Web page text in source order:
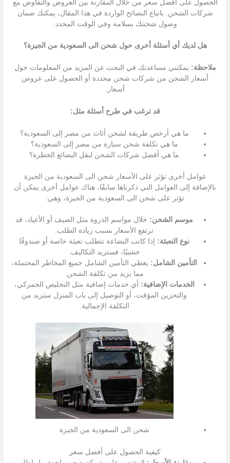
الحصول على أفضل سعر من خلال المقارنة بين العروض والتفاوض مع
شركات الشحن. باتباع النصائح الواردة في هذا المقال، يمكنك ضمان
وصول شحنتك بسلامة وفي الوقت المحدد.
هل لديك أي أسئلة أخرى حول شحن الى السعودية من الجيزة؟
ملاحظة: يمكنني مساعدتك في البحث عن المزيد من المعلومات حول
أسعار الشحن من شركات شحن محددة أو الحصول على عروض
أسعار.
قد ترغب في طرح أسئلة مثل:
ما هي أرخص طريقة لشحن أثاث من مصر إلى السعودية؟
ما هي تكلفة شحن سيارة من مصر إلى السعودية؟
ما هي أفضل شركات الشحن لنقل البضائع الخطرة؟
عوامل أخرى تؤثر على الأسعار شحن الى السعودية من الجيزة
بالإضافة إلى العوامل التي ذكرناها سابقًا، هناك عوامل أخرى يمكن أن
تؤثر على شحن الى السعودية من الجيزة، وهي:
موسم الشحن: خلال مواسم الذروة مثل الصيف أو الأعياد، قد
ترتفع الأسعار بسبب زيادة الطلب.
نوع التعبئة: إذا كانت البضاعة تتطلب تعبئة خاصة أو صندوقًا
خشبيًا، فستزيد التكاليف.
التأمين الشامل: يغطي التأمين الشامل جميع المخاطر المحتملة،
مما يزيد من تكلفة الشحن.
الخدمات الإضافية: أي خدمات إضافية مثل التخليص الجمركي،
والتخزين المؤقت، أو التوصيل إلى باب المنزل ستزيد من
التكلفة الإجمالية.
شحن الى السعودية من الجيزة
كيفية الحصول على أفضل سعر